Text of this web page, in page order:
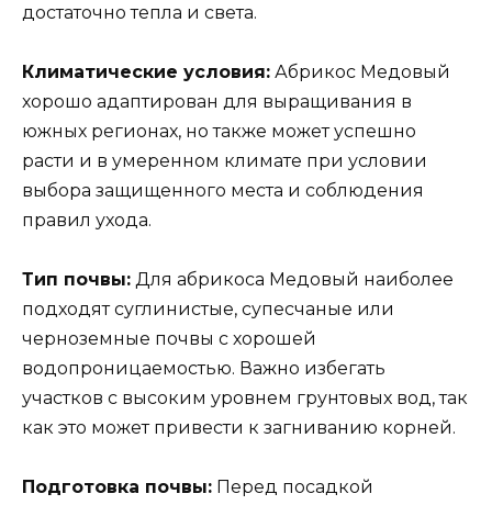
достаточно тепла и света.
Климатические условия: Абрикос Медовый
хорошо адаптирован для выращивания в
южных регионах, но также может успешно
расти и в умеренном климате при условии
выбора защищенного места и соблюдения
правил ухода.
Тип почвы: Для абрикоса Медовый наиболее
подходят суглинистые, супесчаные или
черноземные почвы с хорошей
водопроницаемостью. Важно избегать
участков с высоким уровнем грунтовых вод, так
как это может привести к загниванию корней.
Подготовка почвы: Перед посадкой